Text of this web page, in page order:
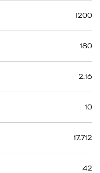
1200
180
2.16
10
17.712
42